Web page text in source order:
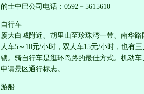
的士中巴公司电话：0592－5615610
自行车
厦大白城附近、胡里山至珍珠湾一带、南华
人车5～10元/小时，双人车15元/小时，也有
锁。骑自行车是逛环岛路的最佳方式。机动
申请景区通行标志。
游船